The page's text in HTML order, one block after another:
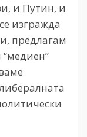
и Путин, и
изгражда
предлагам